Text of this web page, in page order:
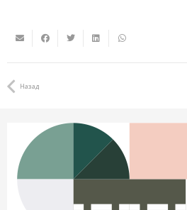
Назад